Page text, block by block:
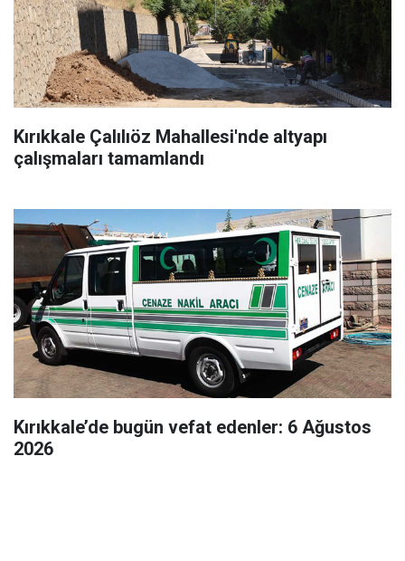
Kırıkkale Çalılıöz Mahallesi'nde altyapı
çalışmaları tamamlandı
Kırıkkale’de bugün vefat edenler: 6 Ağustos
2026